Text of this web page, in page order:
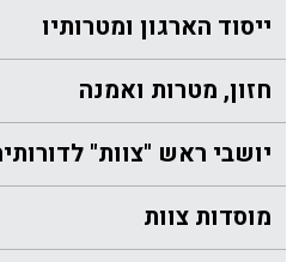
ייסוד הארגון ומטרותיו
חזון, מטרות ואמנה
יושבי ראש "צוות"
מוסדות צוות